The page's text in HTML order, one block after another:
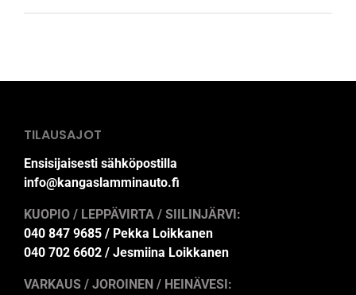
TILAUSAJOT
Ensisijaisesti sähköpostilla
info@kangaslamminauto.fi
KUOPIO / LEPPÄVIRTA / SIILINJÄRVI:
040 847 9685 / Pekka Loikkanen
040 702 6602 / Jesmiina Loikkanen
VARKAUS / JOROINEN / HEINÄVESI: